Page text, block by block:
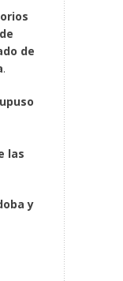
de
.
las
y